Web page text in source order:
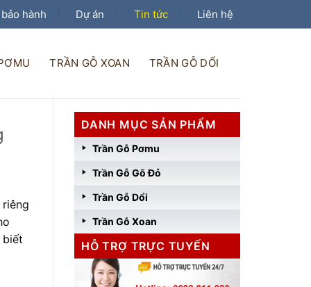
hành Dự án Tin tức Liên hệ
TRẦN GỖ XOAN TRẦN GỖ DỔI
biết
DANH MỤC SẢN PHẨM
Trần Gỗ Pơmu
Trần Gỗ Gõ Đỏ
Trần Gỗ Dổi
Trần Gỗ Xoan
HỖ TRỢ TRỰC TUYẾN